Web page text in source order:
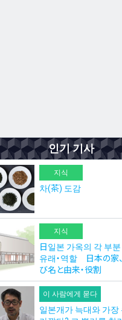
인기 기사
지식
차(茶) 도감
지식
日일본 가옥의 각 부
유래・역할 日本の家
び名と由来・役割
이 사람에게 묻다
일본개가 늑대와 가장